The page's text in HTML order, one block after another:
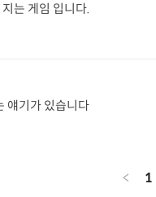
는 게임 입니다.
얘기가 있습니다
< 1